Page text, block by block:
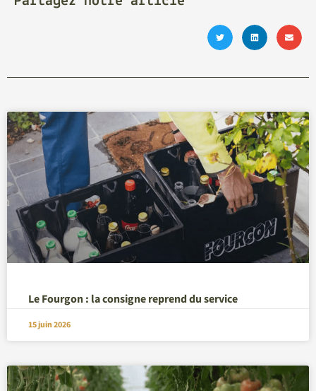
Le Fourgon : la consigne reprend du service
15 juin 2026